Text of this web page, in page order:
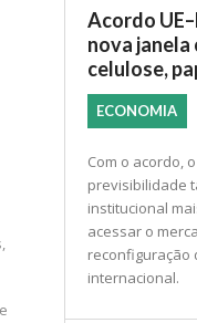
Acordo
nova janela
celulose,
ECONOMIA
Com o acordo,
previsibilidade
institucional
acessar o
reconfiguração
internacional.